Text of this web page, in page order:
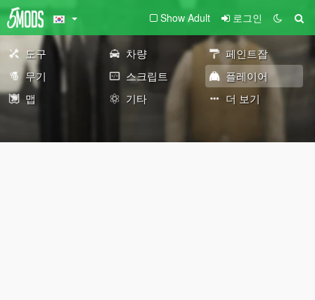
Show Adult 로그인
도구 차량
페인트잡
무기
스크립트
플레이어
맵
기타 더 보기